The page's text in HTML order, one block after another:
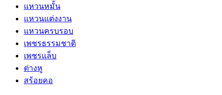
แหวนหมั้น
แหวนแต่งงาน
แหวนครบรอบ
เพชรธรรมชาติ
เพชรแล็บ
ต่างหู
สร้อยคอ